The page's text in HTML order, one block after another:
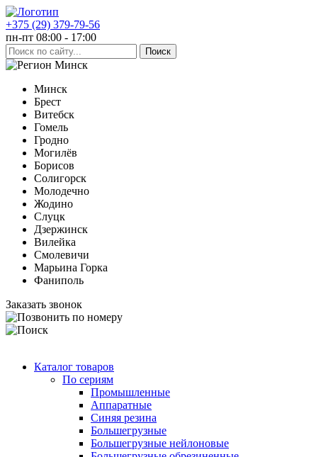
+375 (29) 379-79-56
пн-пт 08:00 - 17:00
Минск
Минск
Брест
Витебск
Гомель
Гродно
Могилёв
Борисов
Солигорск
Молодечно
Жодино
Слуцк
Дзержинск
Вилейка
Смолевичи
Марьина Горка
Фаниполь
Заказать звонок
Каталог товаров
По сериям
Промышленные
Аппаратные
Синяя резина
Большегрузные
Большегрузные нейлоновые